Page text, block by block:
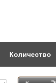
Количество